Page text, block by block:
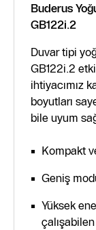
Buderus
GB122i.2
Duvar tipi
GB122i.2
ihtiyacımız
boyutları
bile uyum
Kompakt
Geniş
Yüksek